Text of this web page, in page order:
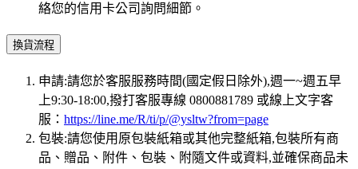
絡您的信用卡公司詢問細節。
換貨流程
申請:請您於客服服務時間(國定假日除外),週一~週五早
上9:30-18:00,撥打客服專線 0800881789 或線上文字客
服： https://line.me/R/ti/p/@ysltw?from=page
包裝:請您使用原包裝紙箱或其他完整紙箱,包裝所有商
品、贈品、附件、包裝、附隨文件或資料,並確保商品未